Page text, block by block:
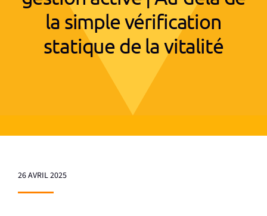
la simple vérification
statique de la vitalité
26 AVRIL 2025